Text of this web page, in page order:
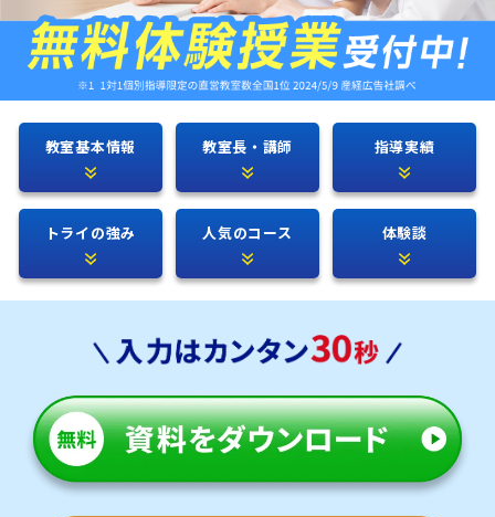
教室基本情報 教室長・講師 指導実績
トライの強み 人気のコース 体験談